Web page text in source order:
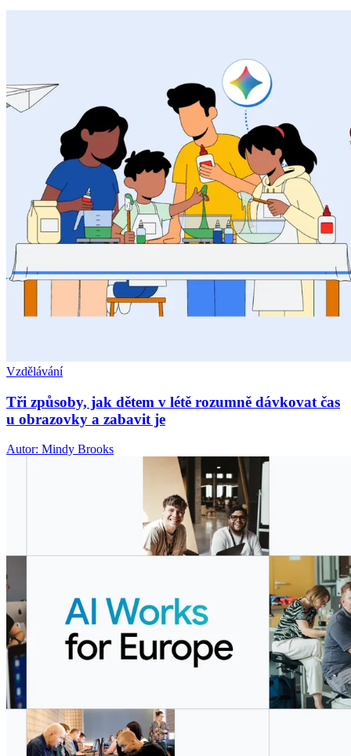
Vzdělávání
Tři způsoby, jak dětem v létě rozumně dávkovat čas
u obrazovky a zabavit je
Autor: Mindy Brooks